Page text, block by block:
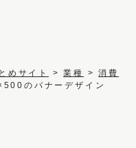
めサイト >業種 >消費
のバナーデザイン